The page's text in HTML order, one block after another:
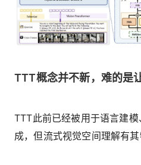
TTT概念并不新，难的是
TTT此前已经被用于语言建
成，但流式视觉空间理解有其